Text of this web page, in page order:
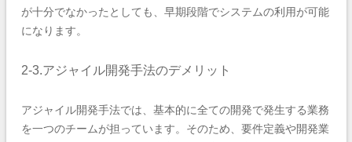
が十分でなかったとしても、早期段階でシステムの利用が可能
になります。
2-3.アジャイル開発手法のデメリット
アジャイル開発手法では、基本的に全ての開発で発生する業務
を一つのチームが担っています。そのため、要件定義や開発業